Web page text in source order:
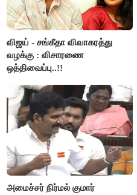
விஜய் - சங்கீதா விவாகரத்து
வழக்கு : விசாரணை
ஒத்திவைப்பு..!!
அமைச்சர் நிர்மல் குமார்